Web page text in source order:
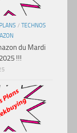
/ TECHNOS
du Mardi
!!!